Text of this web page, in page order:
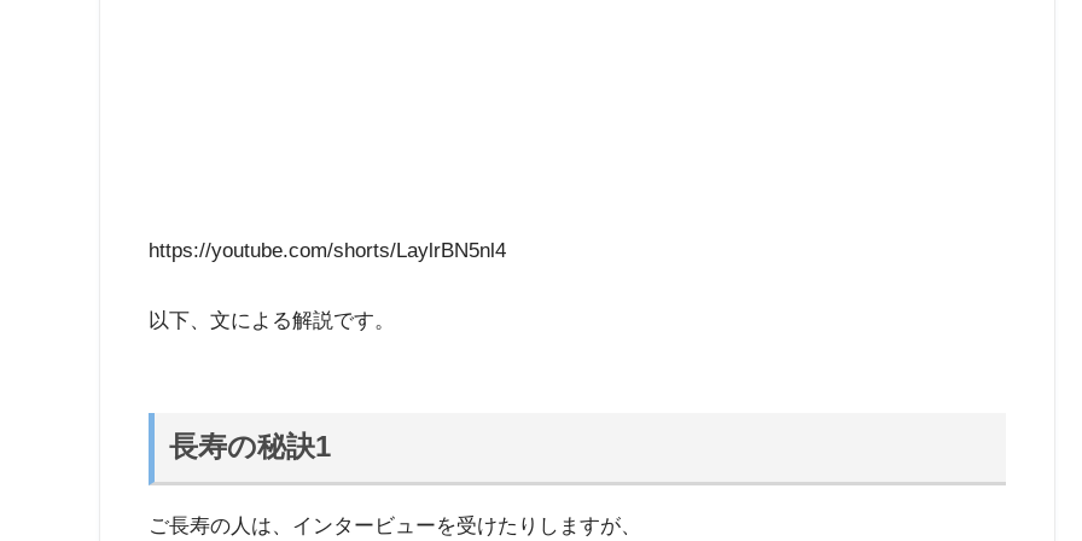
https://youtube.com/shorts/LaylrBN5nl4
以下、文による解説です。
長寿の秘訣1
ご長寿の人は、インタービューを受けたりしますが、